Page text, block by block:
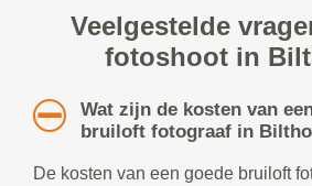
Veelgestelde
fotoshoot in
Wat zijn de kosten van
bruiloft fotograaf in
De kosten van een goede bruiloft